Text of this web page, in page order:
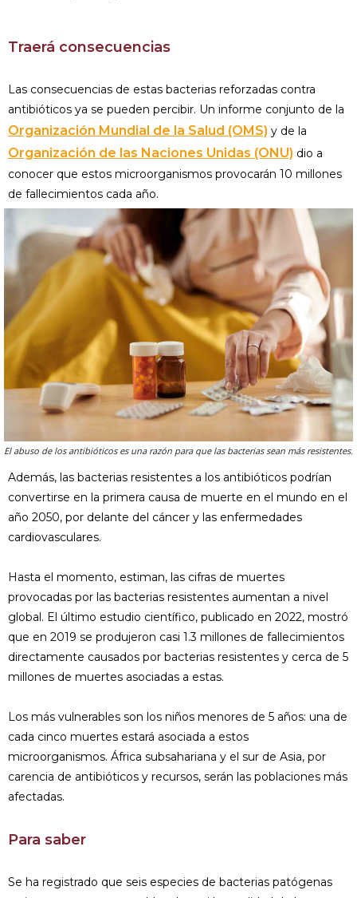
Traerá consecuencias
Las consecuencias de estas bacterias reforzadas contra
antibióticos ya se pueden percibir. Un informe conjunto de la
Organización Mundial de la Salud (OMS) y de la
Organización de las Naciones Unidas (ONU) dio a
conocer que estos microorganismos provocarán 10 millones
de fallecimientos cada año.
El abuso de los antibióticos es una razón para que las bacterias sean más resistentes.
Además, las bacterias resistentes a los antibióticos podrían
convertirse en la primera causa de muerte en el mundo en el
año 2050, por delante del cáncer y las enfermedades
cardiovasculares.
Hasta el momento, estiman, las cifras de muertes
provocadas por las bacterias resistentes aumentan a nivel
global. El último estudio científico, publicado en 2022, mostró
que en 2019 se produjeron casi 1.3 millones de fallecimientos
directamente causados por bacterias resistentes y cerca de 5
millones de muertes asociadas a estas.
Los más vulnerables son los niños menores de 5 años: una de
cada cinco muertes estará asociada a estos
microorganismos. África subsahariana y el sur de Asia, por
carencia de antibióticos y recursos, serán las poblaciones más
afectadas.
Para saber
Se ha registrado que seis especies de bacterias patógenas